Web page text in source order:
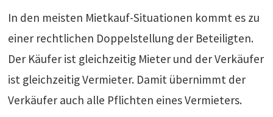
In den meisten Mietkauf-Situationen kommt es zu
einer rechtlichen Doppelstellung der Beteiligten.
Der Käufer ist gleichzeitig Mieter und der Verkäufer
ist gleichzeitig Vermieter. Damit übernimmt der
Verkäufer auch alle Pflichten eines Vermieters.